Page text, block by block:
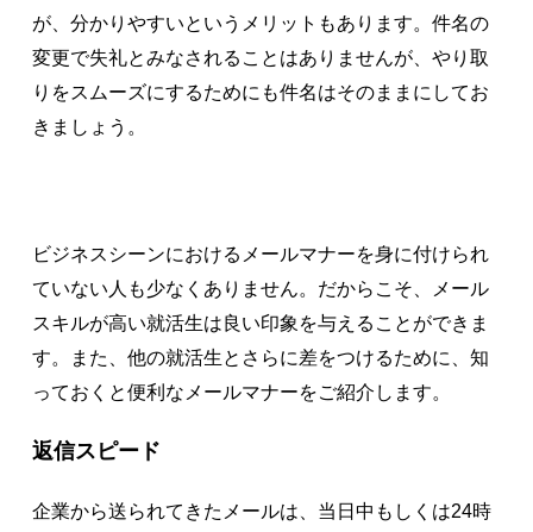
が、分かりやすいというメリットもあります。件名の
変更で失礼とみなされることはありませんが、やり取
りをスムーズにするためにも件名はそのままにしてお
きましょう。
ビジネスシーンにおけるメールマナーを身に付けられ
ていない人も少なくありません。だからこそ、メール
スキルが高い就活生は良い印象を与えることができま
す。また、他の就活生とさらに差をつけるために、知
っておくと便利なメールマナーをご紹介します。
返信スピード
企業から送られてきたメールは、当日中もしくは24時